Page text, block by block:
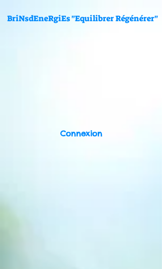
BriNsdEneRgiEs "Equilibrer Régénérer"
Connexion